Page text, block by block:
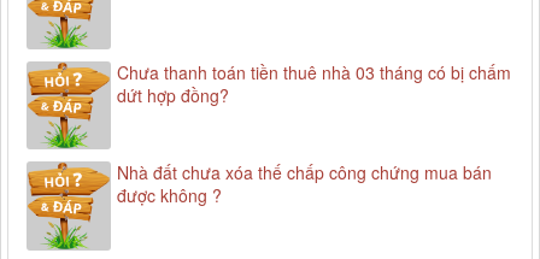
Chưa thanh toán tiền thuê nhà 03 tháng có bị chấm
dứt hợp đồng?
Nhà đất chưa xóa thế chấp công chứng mua bán
được không ?